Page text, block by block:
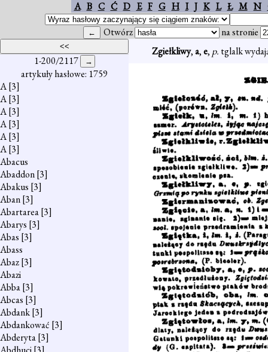
A B C Ć D E F G H I J K L Ł M N
Otwórz na stronie
1-200/2117
artykuły hasłowe: 1759
A[3]
A[3]
A[3]
A[3]
A[3]
A[3]
Abacus
Abaddon[3]
Abakus [3]
Aban[3]
Abartarea[3]
Abarys [3]
Abas [3]
Abass
Abaz[3]
Abazi
Abba[3]
Abcas [3]
Abdank[3]
Abdankować [3]
Abderyta[3]
Zgiełkliwy,a,e, p. tglalk